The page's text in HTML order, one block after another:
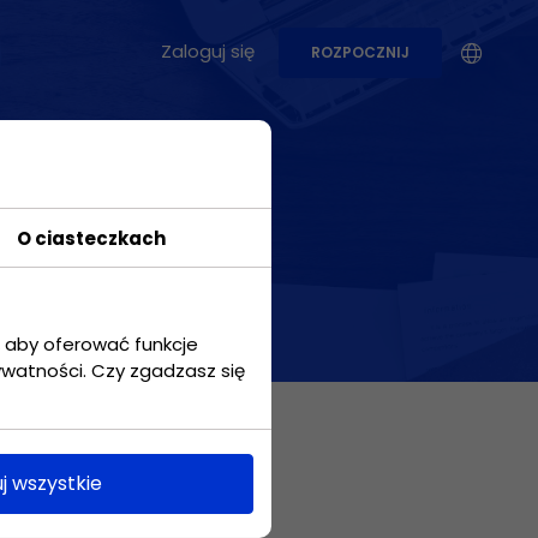
Produkcja
Sprawdź jak
wykorzystać aplikację
marketingowe
napiętych terminów.
Zaloguj się ROZPOCZNIJ
O ciasteczkach
aby oferować funkcje
Czy zgadzasz się
wszystkie